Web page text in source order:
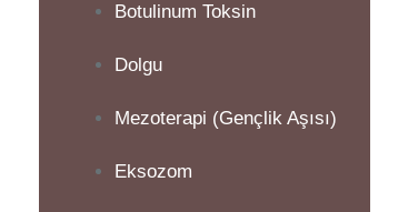
Botulinum Toksin
Dolgu
Mezoterapi (Gençlik Aşısı)
Eksozom